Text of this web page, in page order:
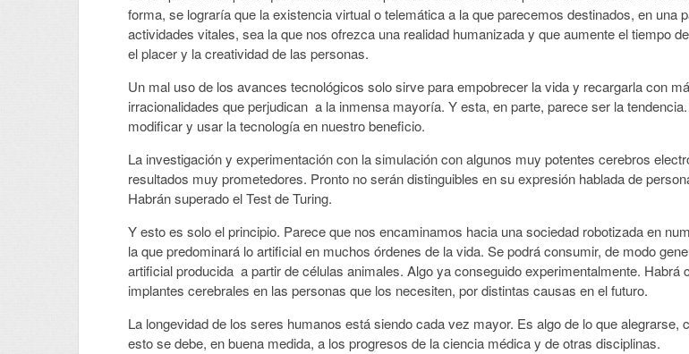
forma, se lograría que la existencia virtual o telemática a la que parecemos destinados, en una
actividades vitales, sea la que nos ofrezca una realidad humanizada y que aumente el tiempo
el placer y la creatividad de las personas.
Un mal uso de los avances tecnológicos solo sirve para empobrecer la vida y recargarla con
irracionalidades que perjudican a la inmensa mayoría. Y esta, en parte, parece ser la
modificar y usar la tecnología en nuestro beneficio.
La investigación y experimentación con la simulación con algunos muy potentes cerebros
resultados muy prometedores. Pronto no serán distinguibles en su expresión hablada de
Habrán superado el Test de Turing.
Y esto es solo el principio. Parece que nos encaminamos hacia una sociedad robotizada en
la que predominará lo artificial en muchos órdenes de la vida. Se podrá consumir, de modo
artificial producida a partir de células animales. Algo ya conseguido experimentalmente. Habrá
implantes cerebrales en las personas que los necesiten, por distintas causas en el futuro.
La longevidad de los seres humanos está siendo cada vez mayor. Es algo de lo que alegrarse,
esto se debe, en buena medida, a los progresos de la ciencia médica y de otras disciplinas.